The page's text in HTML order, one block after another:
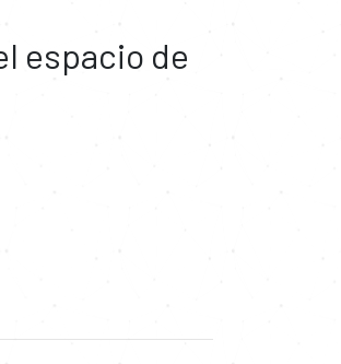
espacio de